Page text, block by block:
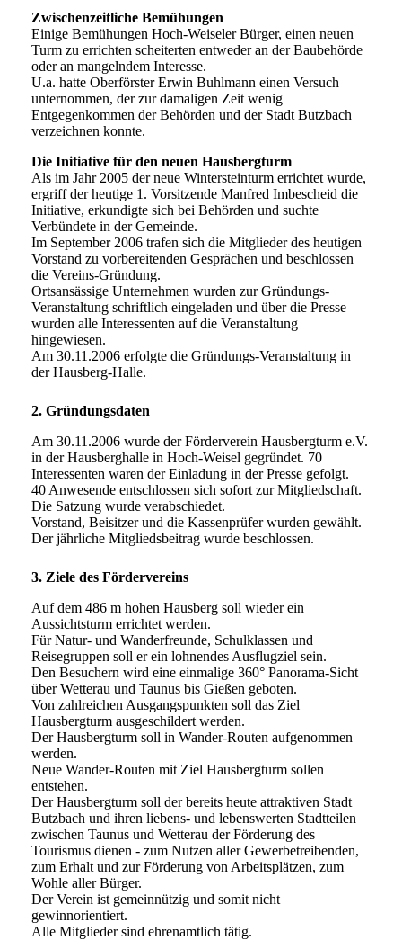
Zwischenzeitliche Bemühungen
Einige Bemühungen Hoch-Weiseler Bürger, einen neuen
Turm zu errichten scheiterten entweder an der Baubehörde
oder an mangelndem Interesse.
U.a. hatte Oberförster Erwin Buhlmann einen Versuch
unternommen, der zur damaligen Zeit wenig
Entgegenkommen der Behörden und der Stadt Butzbach
verzeichnen konnte.
Die Initiative für den neuen Hausbergturm
Als im Jahr 2005 der neue Wintersteinturm errichtet wurde,
ergriff der heutige 1. Vorsitzende Manfred Imbescheid die
Initiative, erkundigte sich bei Behörden und suchte
Verbündete in der Gemeinde.
Im September 2006 trafen sich die Mitglieder des heutigen
Vorstand zu vorbereitenden Gesprächen und beschlossen
die Vereins-Gründung.
Ortsansässige Unternehmen wurden zur Gründungs-
Veranstaltung schriftlich eingeladen und über die Presse
wurden alle Interessenten auf die Veranstaltung
hingewiesen.
Am 30.11.2006 erfolgte die Gründungs-Veranstaltung in
der Hausberg-Halle.
2. Gründungsdaten
Am 30.11.2006 wurde der Förderverein Hausbergturm e.V.
in der Hausberghalle in Hoch-Weisel gegründet. 70
Interessenten waren der Einladung in der Presse gefolgt.
40 Anwesende entschlossen sich sofort zur Mitgliedschaft.
Die Satzung wurde verabschiedet.
Vorstand, Beisitzer und die Kassenprüfer wurden gewählt.
Der jährliche Mitgliedsbeitrag wurde beschlossen.
3. Ziele des Fördervereins
Auf dem 486 m hohen Hausberg soll wieder ein
Aussichtsturm errichtet werden.
Für Natur- und Wanderfreunde, Schulklassen und
Reisegruppen soll er ein lohnendes Ausflugziel sein.
Den Besuchern wird eine einmalige 360° Panorama-Sicht
über Wetterau und Taunus bis Gießen geboten.
Von zahlreichen Ausgangspunkten soll das Ziel
Hausbergturm ausgeschildert werden.
Der Hausbergturm soll in Wander-Routen aufgenommen
werden.
Neue Wander-Routen mit Ziel Hausbergturm sollen
entstehen.
Der Hausbergturm soll der bereits heute attraktiven Stadt
Butzbach und ihren liebens- und lebenswerten Stadtteilen
zwischen Taunus und Wetterau der Förderung des
Tourismus dienen - zum Nutzen aller Gewerbetreibenden,
zum Erhalt und zur Förderung von Arbeitsplätzen, zum
Wohle aller Bürger.
Der Verein ist gemeinnützig und somit nicht
gewinnorientiert.
Alle Mitglieder sind ehrenamtlich tätig.